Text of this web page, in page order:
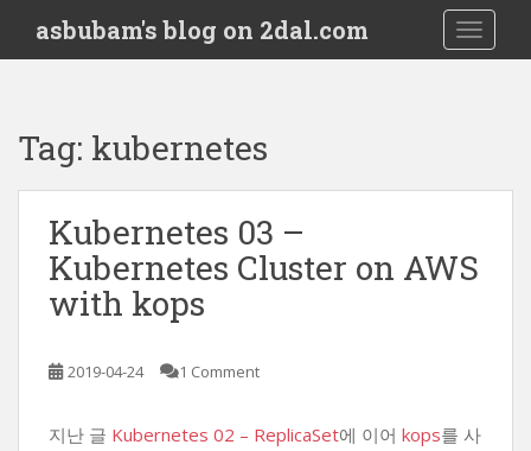
i
asbubam's blog on 2dal.com
Tag: kubernetes
Kubernetes 03 –
Kubernetes Cluster on AWS
with kops
2019-04-24 1 Comment
지난 글 Kubernetes 02 – ReplicaSet에 이어 kops를 사